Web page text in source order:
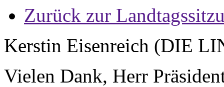
Zurück zur
Kerstin Eisenreich (DIE
Vielen Dank, Herr